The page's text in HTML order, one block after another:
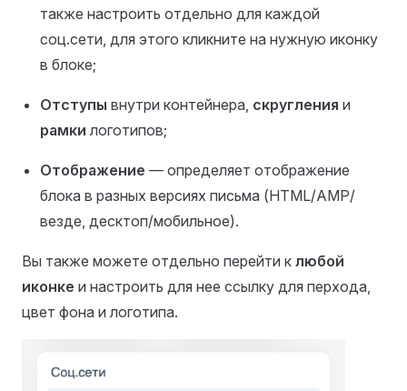
также настроить отдельно для каждой
соц.сети, для этого кликните на нужную иконку
в блоке;
Отступы внутри контейнера, скругления и
рамки логотипов;
Отображение — определяет отображение
блока в разных версиях письма (HTML/AMP/
везде, десктоп/мобильное).
Вы также можете отдельно перейти к любой
иконке и настроить для нее ссылку для перхода,
цвет фона и логотипа.